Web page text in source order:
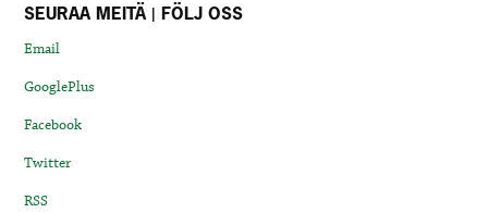
SEURAA MEITÄ | FÖLJ OSS
Email
GooglePlus
Facebook
Twitter
RSS